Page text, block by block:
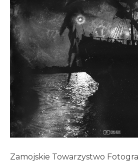
Zamojskie Towarzystwo